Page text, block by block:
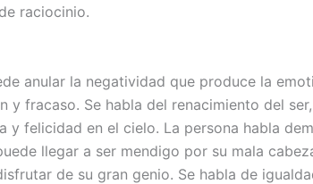
raciocinio.
anular la negatividad que produce la
y fracaso. Se habla del renacimiento del
y felicidad en el cielo. La persona habla
llegar a ser mendigo por su mala
de su gran genio. Se habla de